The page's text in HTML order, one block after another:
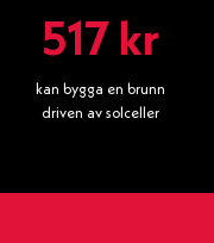
517 kr
kan bygga en brunn
driven av solceller